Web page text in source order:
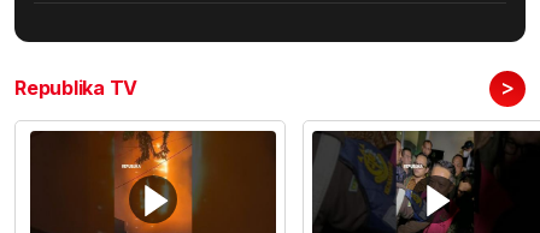
Republika TV >